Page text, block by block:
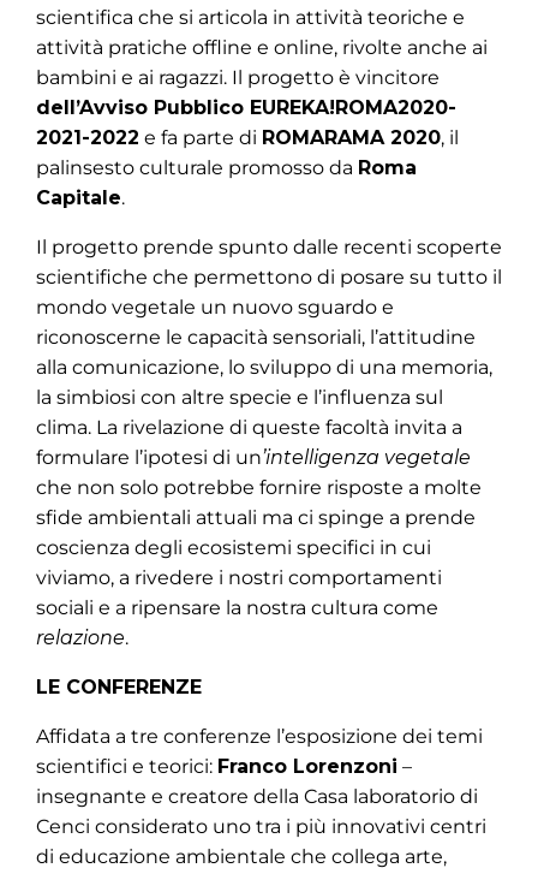
scientifica che si articola in attività teoriche e
attività pratiche offline e online, rivolte anche ai
bambini e ai ragazzi. Il progetto è vincitore
dell’Avviso Pubblico EUREKA!ROMA2020-
2021-2022 e fa parte di ROMARAMA 2020, il
palinsesto culturale promosso da Roma
Capitale.
Il progetto prende spunto dalle recenti scoperte
scientifiche che permettono di posare su tutto il
mondo vegetale un nuovo sguardo e
riconoscerne le capacità sensoriali, l’attitudine
alla comunicazione, lo sviluppo di una memoria,
la simbiosi con altre specie e l’influenza sul
clima. La rivelazione di queste facoltà invita a
formulare l’ipotesi di un’intelligenza vegetale
che non solo potrebbe fornire risposte a molte
sfide ambientali attuali ma ci spinge a prende
coscienza degli ecosistemi specifici in cui
viviamo, a rivedere i nostri comportamenti
sociali e a ripensare la nostra cultura come
relazione.
LE CONFERENZE
Affidata a tre conferenze l’esposizione dei temi
scientifici e teorici: Franco Lorenzoni –
insegnante e creatore della Casa laboratorio di
Cenci considerato uno tra i più innovativi centri
di educazione ambientale che collega arte,